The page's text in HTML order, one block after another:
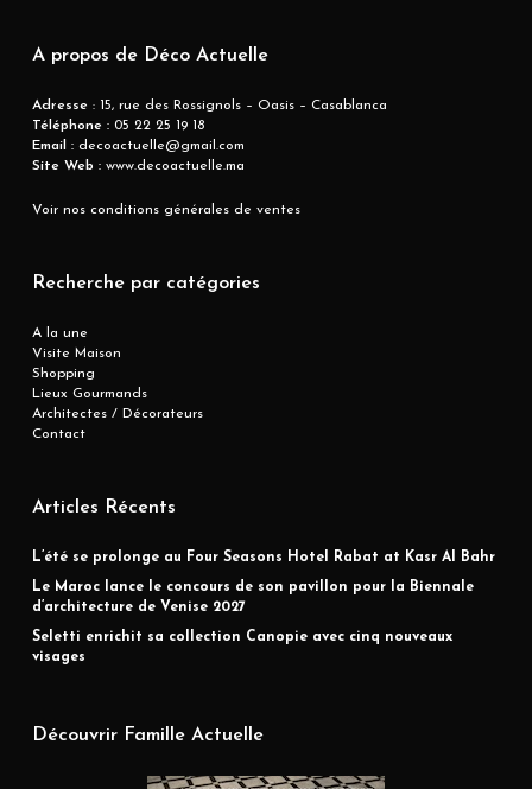
A propos de Déco Actuelle
Adresse : 15, rue des Rossignols – Oasis – Casablanca
Téléphone :05 22 25 19 18
Email :decoactuelle@gmail.com
Site Web :www.decoactuelle.ma
Voir nos conditions générales de ventes
Recherche par catégories
A la une
Visite Maison
Shopping
Lieux Gourmands
Architectes / Décorateurs
Contact
Articles Récents
L’été se prolonge au Four Seasons Hotel Rabat at Kasr Al Bahr
Le Maroc lance le concours de son pavillon pour la Biennale
d’architecture de Venise 2027
Seletti enrichit sa collection Canopie avec cinq nouveaux
visages
Découvrir Famille Actuelle